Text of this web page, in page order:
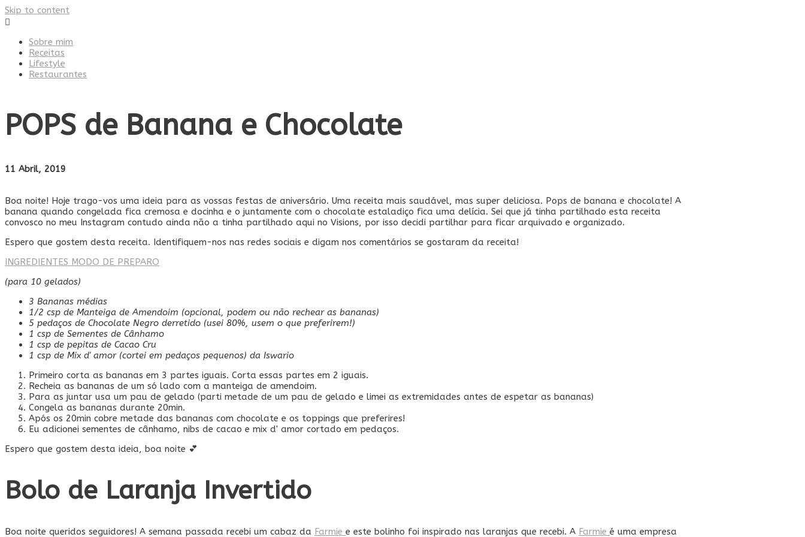
Skip to content
Sobre mim
Receitas
Lifestyle
Restaurantes
POPS de Banana e Chocolate
11 Abril, 2019
Boa noite! Hoje trago-vos uma ideia para as vossas festas de aniversário. Uma receita mais saudável, mas super deliciosa. Pops de banana e chocolate! A
banana quando congelada fica cremosa e docinha e o juntamente com o chocolate estaladiço fica uma delícia. Sei que já tinha partilhado esta receita
convosco no meu Instagram contudo ainda não a tinha partilhado aqui no Visions, por isso decidi partilhar para ficar arquivado e organizado.
Espero que gostem desta receita. Identifiquem-nos nas redes sociais e digam nos comentários se gostaram da receita!
INGREDIENTES MODO DE PREPARO
(para 10 gelados)
3 Bananas médias
1/2 csp de Manteiga de Amendoim (opcional, podem ou não rechear as bananas)
5 pedaços de Chocolate Negro derretido (usei 80%, usem o que preferirem!)
1 csp de Sementes de Cânhamo
1 csp de pepitas de Cacao Cru
1 csp de Mix d' amor (cortei em pedaços pequenos) da Iswario
Primeiro corta as bananas em 3 partes iguais. Corta essas partes em 2 iguais.
Recheia as bananas de um só lado com a manteiga de amendoim.
Para as juntar usa um pau de gelado (parti metade de um pau de gelado e limei as extremidades antes de espetar as bananas)
Congela as bananas durante 20min.
Após os 20min cobre metade das bananas com chocolate e os toppings que preferires!
Eu adicionei sementes de cânhamo, nibs de cacao e mix d' amor cortado em pedaços.
Espero que gostem desta ideia, boa noite 💕
Bolo de Laranja Invertido
Boa noite queridos seguidores! A semana passada recebi um cabaz da Farmie e este bolinho foi inspirado nas laranjas que recebi. A Farmie é uma empresa